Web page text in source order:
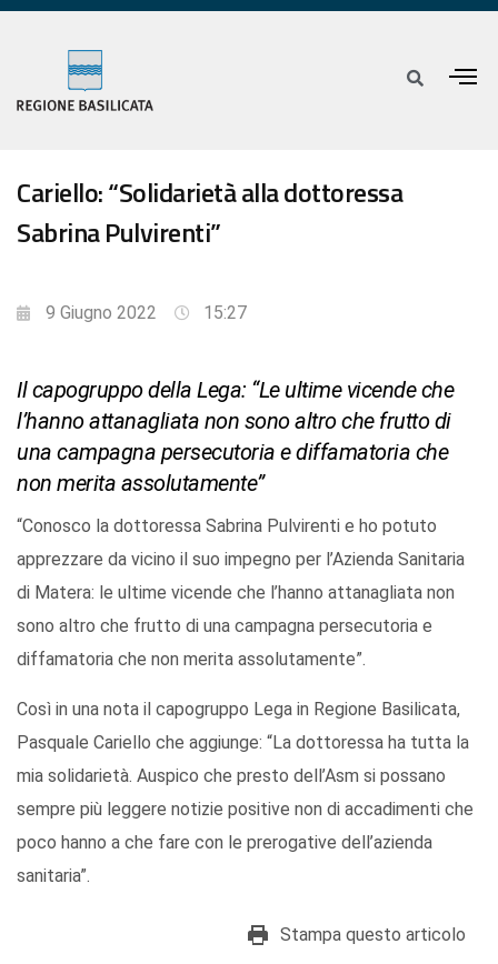
Cariello: “Solidarietà alla dottoressa
Sabrina Pulvirenti”
9 Giugno 2022 15:27
Il capogruppo della Lega: “Le ultime vicende che
l’hanno attanagliata non sono altro che frutto di
una campagna persecutoria e diffamatoria che
non merita assolutamente”
“Conosco la dottoressa Sabrina Pulvirenti e ho potuto
apprezzare da vicino il suo impegno per l’Azienda Sanitaria
di Matera: le ultime vicende che l’hanno attanagliata non
sono altro che frutto di una campagna persecutoria e
diffamatoria che non merita assolutamente”.
Così in una nota il capogruppo Lega in Regione Basilicata,
Pasquale Cariello che aggiunge: “La dottoressa ha tutta la
mia solidarietà. Auspico che presto dell’Asm si possano
sempre più leggere notizie positive non di accadimenti che
poco hanno a che fare con le prerogative dell’azienda
sanitaria”.
Stampa questo articolo